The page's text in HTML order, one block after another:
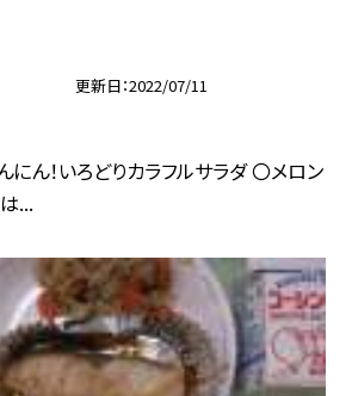
更新日 2022/07/11
ん！いろどりカラフルサラダ 〇メロン
...